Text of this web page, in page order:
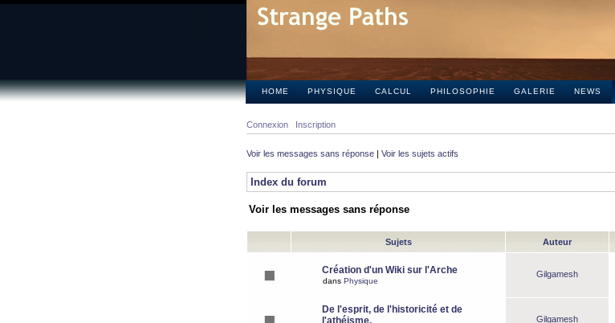
HOME PHYSIQUE CALCUL PHILOSOPHIE GALERIE NEWS
Connexion Inscription
Voir les messages sans réponse | Voir les sujets actifs
Index du forum
Voir les messages sans réponse
Sujets Auteur
Création d'un Wiki sur l'Arche
dans Physique
Gilgamesh
De l'esprit, de l'historicité et de
l'athéisme.
Gilgamesh